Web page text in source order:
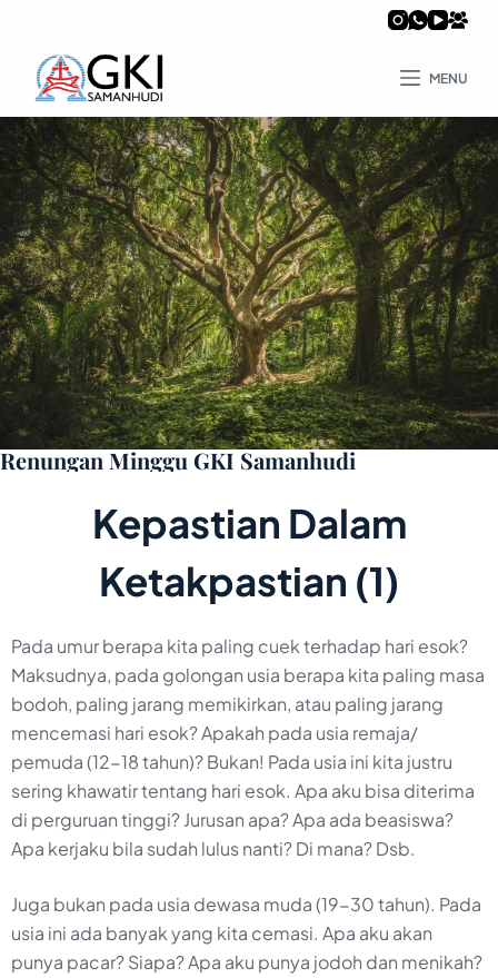
MENU
Renungan Minggu GKI Samanhudi
Kepastian Dalam
Ketakpastian (1)
Pada umur berapa kita paling cuek terhadap hari esok?
Maksudnya, pada golongan usia berapa kita paling masa
bodoh, paling jarang memikirkan, atau paling jarang
mencemasi hari esok? Apakah pada usia remaja/
pemuda (12-18 tahun)? Bukan! Pada usia ini kita justru
sering khawatir tentang hari esok. Apa aku bisa diterima
di perguruan tinggi? Jurusan apa? Apa ada beasiswa?
Apa kerjaku bila sudah lulus nanti? Di mana? Dsb.
Juga bukan pada usia dewasa muda (19-30 tahun). Pada
usia ini ada banyak yang kita cemasi. Apa aku akan
punya pacar? Siapa? Apa aku punya jodoh dan menikah?